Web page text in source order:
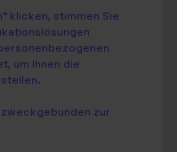
klicken, stimmen Sie
um Ihnen die
zur